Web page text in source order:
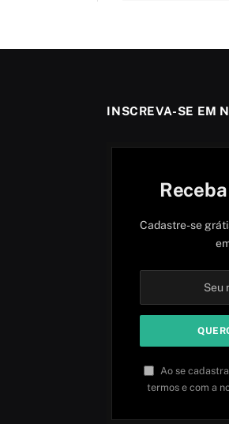
INSCREVA-SE EM
Cadastre-se
Ao se
termos e com a